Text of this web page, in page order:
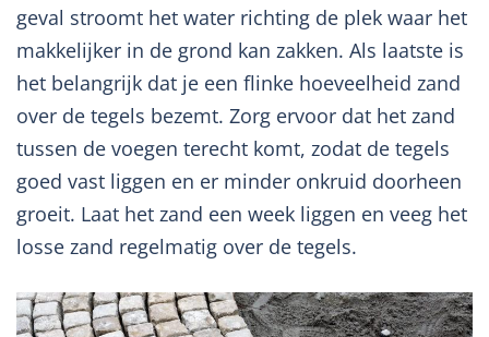
geval stroomt het water richting de plek waar het
makkelijker in de grond kan zakken. Als laatste is
het belangrijk dat je een flinke hoeveelheid zand
over de tegels bezemt. Zorg ervoor dat het zand
tussen de voegen terecht komt, zodat de tegels
goed vast liggen en er minder onkruid doorheen
groeit. Laat het zand een week liggen en veeg het
losse zand regelmatig over de tegels.